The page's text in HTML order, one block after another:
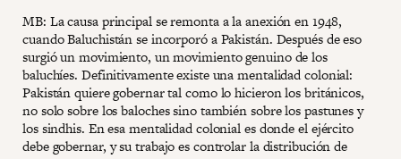
MB: La causa principal se remonta a la anexión en 1948,
cuando Baluchistán se incorporó a Pakistán. Después de eso
surgió un movimiento, un movimiento genuino de los
baluchíes. Definitivamente existe una mentalidad colonial:
Pakistán quiere gobernar tal como lo hicieron los británicos,
no solo sobre los baloches sino también sobre los pastunes y
los sindhis. En esa mentalidad colonial es donde el ejército
debe gobernar, y su trabajo es controlar la distribución de